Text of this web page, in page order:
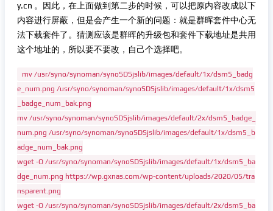
y.cn 。因此，在上面做到第二步的时候，可以把原内容改成以下
内容进行屏蔽，但是会产生一个新的问题：就是群晖套件中心无
法下载套件了。猜测应该是群晖的升级包和套件下载地址是共用
这个地址的，所以要不要改，自己个选择吧。
mv /usr/syno/synoman/synoSDSjslib/images/default/1x/dsm5_badg
e_num.png /usr/syno/synoman/synoSDSjslib/images/default/1x/dsm5
_badge_num_bak.png
mv /usr/syno/synoman/synoSDSjslib/images/default/2x/dsm5_badge_
num.png /usr/syno/synoman/synoSDSjslib/images/default/1x/dsm5_b
adge_num_bak.png
wget -O /usr/syno/synoman/synoSDSjslib/images/default/1x/dsm5_ba
dge_num.png https://wp.gxnas.com/wp-content/uploads/2020/05/tra
nsparent.png
wget -O /usr/syno/synoman/synoSDSjslib/images/default/2x/dsm5_ba